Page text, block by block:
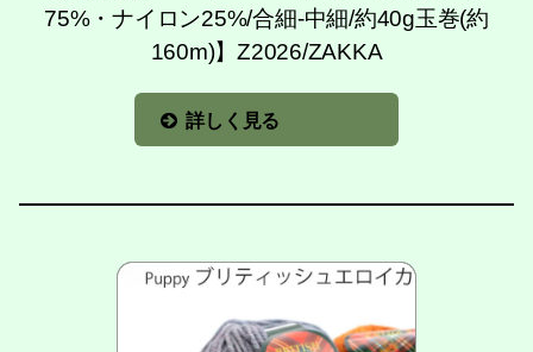
75%・ナイロン25%/合細-中細/約40g玉巻(約
160m)】Z2026/ZAKKA
詳しく見る